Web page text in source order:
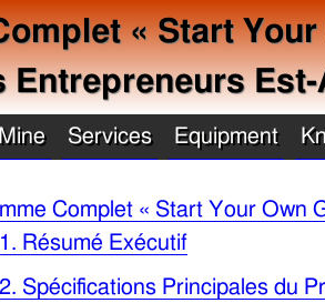
« Start
Entrepreneurs
Services Equipment
Complet « Start Your Own
1. Résumé Exécutif
2. Spécifications Principales du